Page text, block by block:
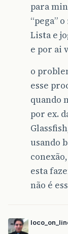
para
“pega”
Lista e
e por ai
o
esse
quando
por ex.
usando
esta
não é